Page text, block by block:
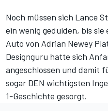
Noch müssen sich Lance
ein wenig gedulden, bis
Auto von Adrian Newey
Designguru hatte sich
angeschlossen und damit
sogar DEN wichtigsten
1-Geschichte gesorgt.